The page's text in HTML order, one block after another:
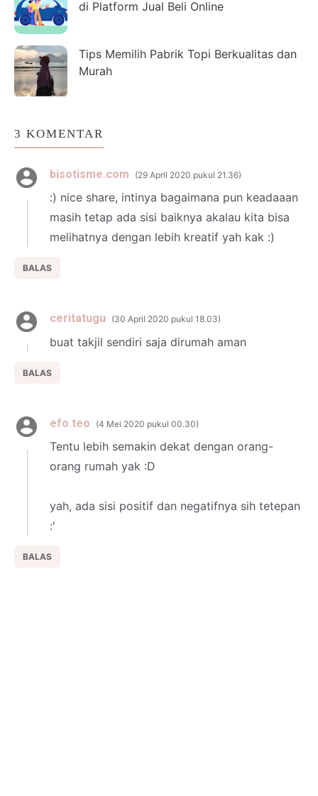
di Platform Jual Beli Online
Tips Memilih Pabrik Topi Berkualitas dan
Murah
3 KOMENTAR
bisotisme.com 29 April 2020 pukul 21.36
:) nice share, intinya bagaimana pun keadaaan
masih tetap ada sisi baiknya akalau kita bisa
melihatnya dengan lebih kreatif yah kak :)
BALAS
ceritatugu 30 April 2020 pukul 18.03
buat takjil sendiri saja dirumah aman
BALAS
efo.teo 4 Mei 2020 pukul 00.30
Tentu lebih semakin dekat dengan orang-
orang rumah yak :D
yah, ada sisi positif dan negatifnya sih tetepan
:'
BALAS